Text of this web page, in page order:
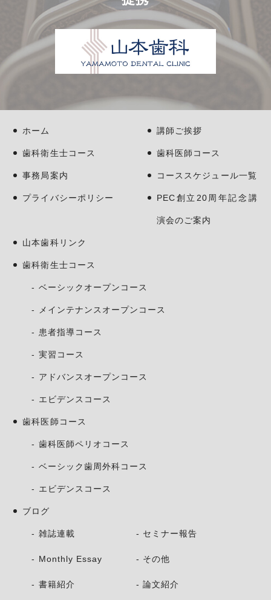
ホーム 講師ご挨拶
歯科衛生士コース 歯科医師コース
事務局案内 コーススケジュール一覧
プライバシーポリシー PEC創立20周年記念講
演会のご案内
山本歯科リンク
歯科衛生士コース
ベーシックオープンコース
メインテナンスオープンコース
患者指導コース
実習コース
アドバンスオープンコース
エビデンスコース
歯科医師コース
歯科医師ペリオコース
ベーシック歯周外科コース
エビデンスコース
ブログ
雑誌連載 セミナー報告
Monthly Essay その他
書籍紹介 論文紹介